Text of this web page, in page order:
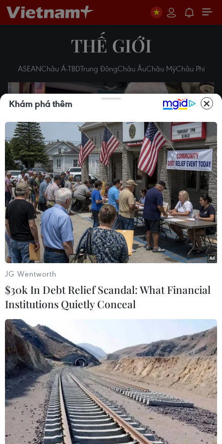
THẾ GIỚI
ASEANChâu Á-TBDTrung ĐôngChâu ÂuChâu MỹChâu Phi
Play
Video
Xung đột Kursk: Cận cảnh
Thống đốc Belgorod đến
từng nhà vận động dân đi sơ
15/08/2024 03:44
Theo dõi VietnamPlus
Thống đốc vùng Belgorod của Nga Vyacheslav
Gladkov đã đến gõ cửa từng nhà ở ngôi làng gần
biên giới Nga-Ukraine nhằm vận động người dân
đi sơ tán sau khi Ukraine tấn công xuyên biên giới.
Khám phá thêm
JG Wentworth
$30k In Debt Relief Scandal: What Financial
Institutions Quietly Conceal